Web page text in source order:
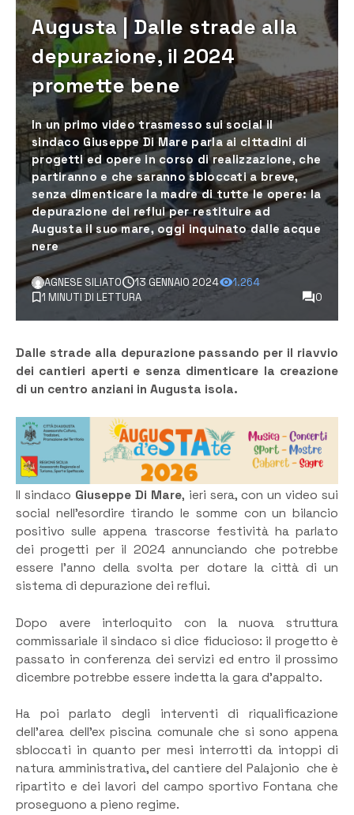
Augusta | Dalle strade alla
depurazione, il 2024
promette bene
In un primo video trasmesso sui social il
sindaco Giuseppe Di Mare parla ai cittadini di
progetti ed opere in corso di realizzazione, che
partiranno e che saranno sbloccati a breve,
senza dimenticare la madre di tutte le opere: la
depurazione dei reflui per restituire ad
Augusta il suo mare, oggi inquinato dalle acque
nere
AGNESE SILIATO 13 GENNAIO 2024
1.264
1 MINUTI DI LETTURA
0
Dalle strade alla depurazione passando per il riavvio
dei cantieri aperti e senza dimenticare la creazione
di un centro anziani in Augusta isola.
Il sindaco Giuseppe Di Mare, ieri sera, con un video sui
social nell’esordire tirando le somme con un bilancio
positivo sulle appena trascorse festività ha parlato
dei progetti per il 2024 annunciando che potrebbe
essere l’anno della svolta per dotare la città di un
sistema di depurazione dei reflui.
Dopo avere interloquito con la nuova struttura
commissariale il sindaco si dice fiducioso: il progetto è
passato in conferenza dei servizi ed entro il prossimo
dicembre potrebbe essere indetta la gara d’appalto.
Ha poi parlato degli interventi di riqualificazione
dell’area dell’ex piscina comunale che si sono appena
sbloccati in quanto per mesi interrotti da intoppi di
natura amministrativa, del cantiere del Palajonio che è
ripartito e dei lavori del campo sportivo Fontana che
proseguono a pieno regime.